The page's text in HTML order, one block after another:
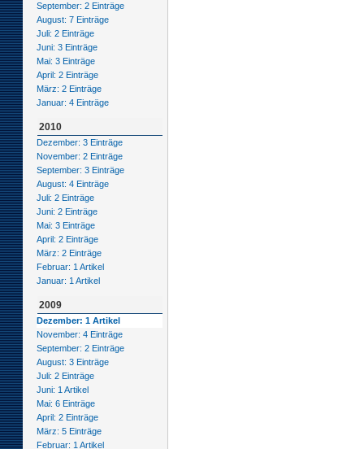
September: 2 Einträge
August: 7 Einträge
Juli: 2 Einträge
Juni: 3 Einträge
Mai: 3 Einträge
April: 2 Einträge
März: 2 Einträge
Januar: 4 Einträge
2010
Dezember: 3 Einträge
November: 2 Einträge
September: 3 Einträge
August: 4 Einträge
Juli: 2 Einträge
Juni: 2 Einträge
Mai: 3 Einträge
April: 2 Einträge
März: 2 Einträge
Februar: 1 Artikel
Januar: 1 Artikel
2009
Dezember: 1 Artikel
November: 4 Einträge
September: 2 Einträge
August: 3 Einträge
Juli: 2 Einträge
Juni: 1 Artikel
Mai: 6 Einträge
April: 2 Einträge
März: 5 Einträge
Februar: 1 Artikel